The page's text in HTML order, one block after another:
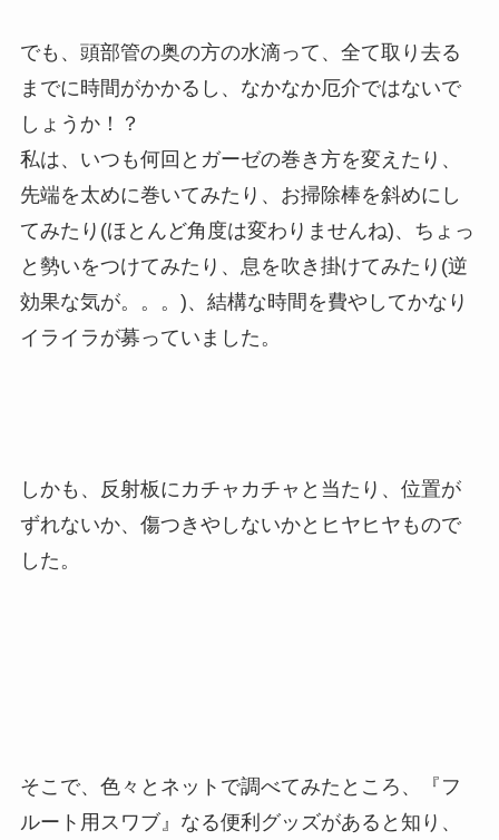
でも、頭部管の奥の方の水滴って、全て取り去る
までに時間がかかるし、なかなか厄介ではないで
しょうか！？
私は、いつも何回とガーゼの巻き方を変えたり、
先端を太めに巻いてみたり、お掃除棒を斜めにし
てみたり(ほとんど角度は変わりませんね)、ちょっ
と勢いをつけてみたり、息を吹き掛けてみたり(逆
効果な気が。。。)、結構な時間を費やしてかなり
イライラが募っていました。
しかも、反射板にカチャカチャと当たり、位置が
ずれないか、傷つきやしないかとヒヤヒヤもので
した。
そこで、色々とネットで調べてみたところ、『フ
ルート用スワブ』なる便利グッズがあると知り、